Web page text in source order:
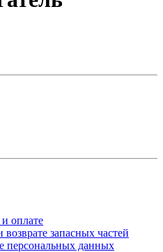
оплате
запасных частей
персональных данных